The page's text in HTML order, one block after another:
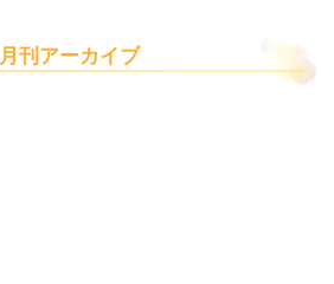
月刊アーカイブ